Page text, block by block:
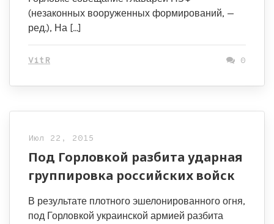
(незаконных вооруженных формирований, —
ред.), На […]
VitR 0
Июл 22, 2015
Под Горловкой разбита ударная
группировка российских войск
В результате плотного эшелонированного огня,
под Горловкой украинской армией разбита